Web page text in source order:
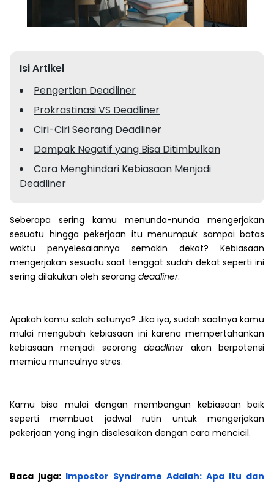
Isi Artikel
Pengertian Deadliner
Prokrastinasi VS Deadliner
Ciri-Ciri Seorang Deadliner
Dampak Negatif yang Bisa Ditimbulkan
Cara Menghindari Kebiasaan Menjadi
Deadliner
Seberapa sering kamu menunda-nunda mengerjakan
sesuatu hingga pekerjaan itu menumpuk sampai batas
waktu penyelesaiannya semakin dekat? Kebiasaan
mengerjakan sesuatu saat tenggat sudah dekat seperti ini
sering dilakukan oleh seorang deadliner.
Apakah kamu salah satunya? Jika iya, sudah saatnya kamu
mulai mengubah kebiasaan ini karena mempertahankan
kebiasaan menjadi seorangdeadliner akan berpotensi
memicu munculnya stres.
Kamu bisa mulai dengan membangun kebiasaan baik
seperti membuat jadwal rutin untuk mengerjakan
pekerjaan yang ingin diselesaikan dengan cara mencicil.
Baca juga: Impostor Syndrome Adalah: Apa Itu dan